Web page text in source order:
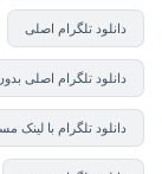
دانلود تلگرام اصلی
دانلود تلگرام اصلی
دانلود تلگرام با لینک